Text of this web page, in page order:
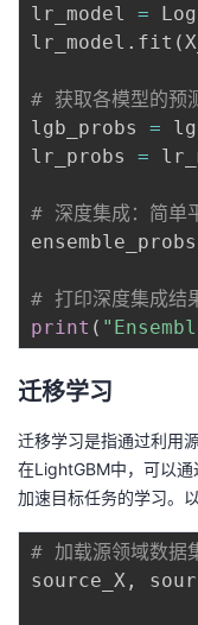
堂
我
的
课
我
的
证
我
实
验
的
收
藏
我
的
技
术
持
我
的
云
建
议
lr_model =
lr_model . fit (
# 获取各模型的预
lgb_probs =
lr_probs =
# 深度集成：简单
ensemble_probs
# 打印深度集成结
print (
迁移学习
迁移学习是指通过利用
在LightGBM中，可以
加速目标任务的学习。
# 加载源领域数据
source_X ,